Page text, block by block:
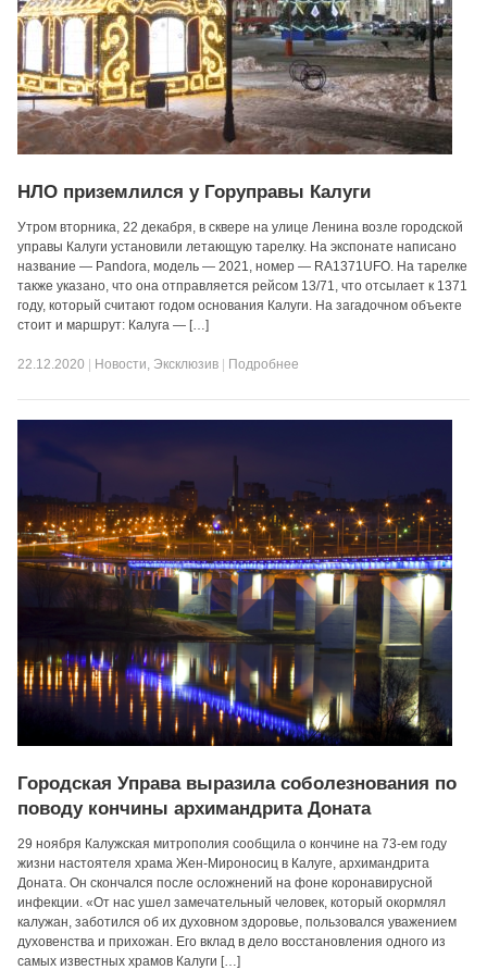
НЛО приземлился у Горуправы Калуги
Утром вторника, 22 декабря, в сквере на улице Ленина возле городской
управы Калуги установили летающую тарелку. На экспонате написано
название — Pandora, модель — 2021, номер — RA1371UFO. На тарелке
также указано, что она отправляется рейсом 13/71, что отсылает к 1371
году, который считают годом основания Калуги. На загадочном объекте
стоит и маршрут: Калуга — […]
22.12.2020 Новости, Эксклюзив Подробнее
Городская Управа выразила соболезнования по
поводу кончины архимандрита Доната
29 ноября Калужская митрополия сообщила о кончине на 73-ем году
жизни настоятеля храма Жен-Мироносиц в Калуге, архимандрита
Доната. Он скончался после осложнений на фоне коронавирусной
инфекции. «От нас ушел замечательный человек, который окормлял
калужан, заботился об их духовном здоровье, пользовался уважением
духовенства и прихожан. Его вклад в дело восстановления одного из
самых известных храмов Калуги […]